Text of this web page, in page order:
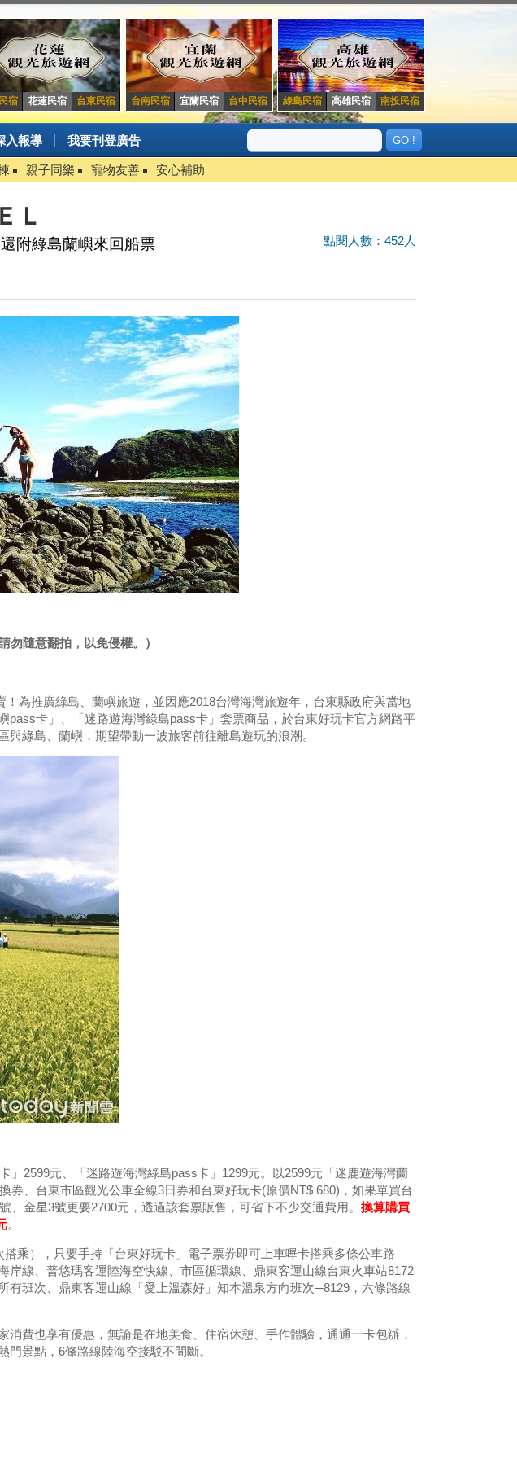
宿 花蓮民宿 台東民宿 台南民宿 宜蘭民宿 台中民宿 綠島民宿 高雄民宿 南投民宿
入報導 我要刊登廣告
親子同樂 寵物友善 安心補助
Ｌ
點閱人數：452人
附綠島蘭嶼來回船票
隨意翻拍，以免侵權。）
為推廣綠島、蘭嶼旅遊，並因應2018台灣海灣旅遊年，台東縣政府與當地
pass卡」、「迷路遊海灣綠島pass卡」套票商品，於台東好玩卡官方網路平
綠島、蘭嶼，期望帶動一波旅客前往離島遊玩的浪潮。
」2599元、「迷路遊海灣綠島pass卡」1299元。以2599元「迷鹿遊海灣蘭
券、台東市區觀光公車全線3日券和台東好玩卡(原價NT$ 680)，如果單買台
、金星3號更要2700元，透過該套票販售，可省下不少交通費用。 換算購買
。
乘），只要手持「台東好玩卡」電子票券即可上車嗶卡搭乘多條公車路
岸線、普悠瑪客運陸海空快線、市區循環線、鼎東客運山線台東火車站8172
有班次、鼎東客運山線「愛上溫森好」知本溫泉方向班次─8129，六條路線
消費也享有優惠，無論是在地美食、住宿休憩、手作體驗，通通一卡包辦，
景點，6條路線陸海空接駁不間斷。